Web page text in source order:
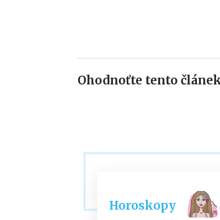
Ohodnoťte tento
Horoskopy